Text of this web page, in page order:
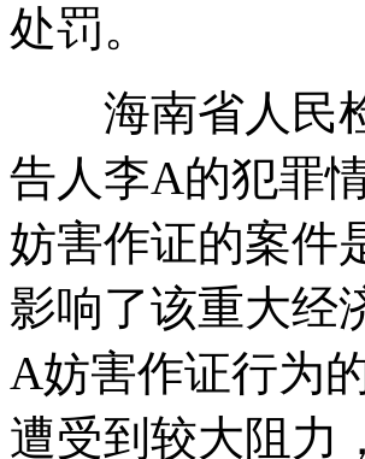
处罚。
海南省人民
告人李A的犯罪
妨害作证的案件
影响了该重大经
A妨害作证行为
遭受到较大阻力